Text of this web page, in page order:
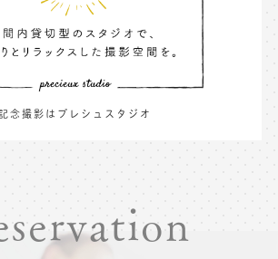
念撮影はプレシュスタジオ